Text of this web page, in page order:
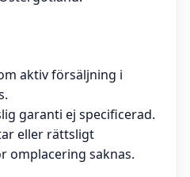
aktiv försäljning i
garanti ej specificerad.
eller rättsligt
omplacering saknas.